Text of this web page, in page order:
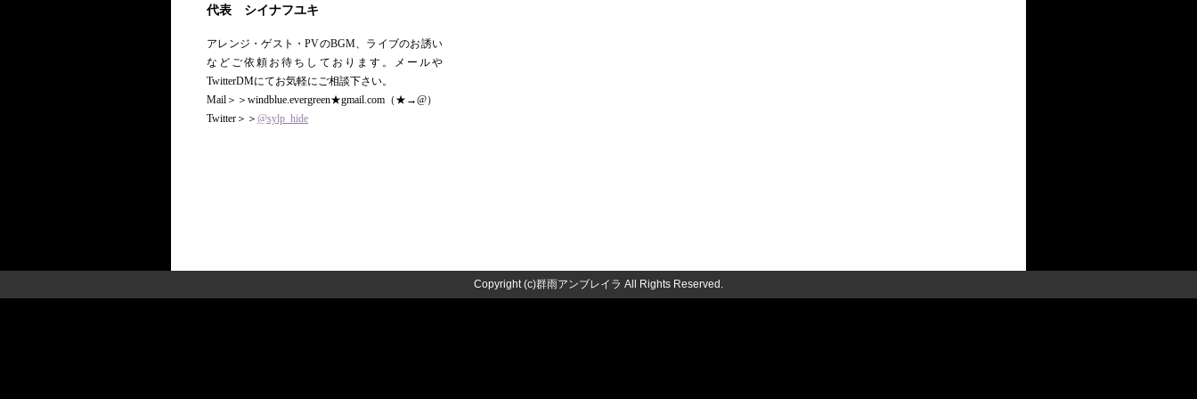
代表 シイナフユキ
アレンジ・ゲスト・PVのBGM、ライブのお誘い
などご依頼お待ちしております。メールや
TwitterDMにてお気軽にご相談下さい。
Mail＞＞windblue.evergreen★gmail.com（★→@）
Twitter＞＞ @sylp_hide
Copyright (c)群雨アンブレイラ All Rights Reserved.